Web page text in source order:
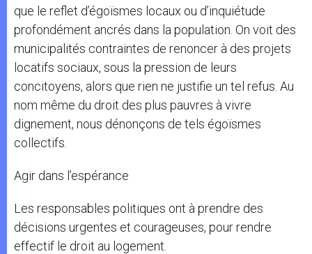
que le reflet d’égoïsmes locaux ou d’inquiétude
profondément ancrés dans la population. On voit des
municipalités contraintes de renoncer à des projets
locatifs sociaux, sous la pression de leurs
concitoyens, alors que rien ne justifie un tel refus. Au
nom même du droit des plus pauvres à vivre
dignement, nous dénonçons de tels égoïsmes
collectifs.
Agir dans l’espérance
Les responsables politiques ont à prendre des
décisions urgentes et courageuses, pour rendre
effectif le droit au logement.